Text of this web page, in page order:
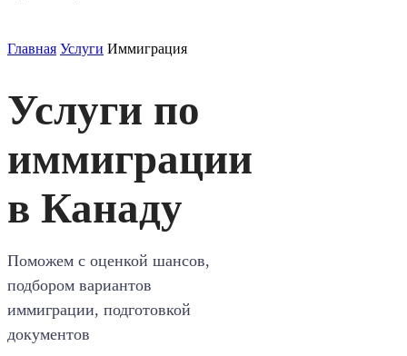
Главная Услуги Иммиграция
Услуги по
иммиграции
в Канаду
Поможем с оценкой шансов,
подбором вариантов
иммиграции, подготовкой
документов